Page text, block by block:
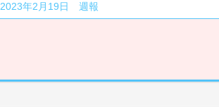
2023年2月19日 週報